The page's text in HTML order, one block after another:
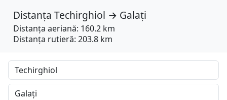
Distanța Techirghiol → Galați
Distanța aeriană: 160.2 km
Distanța rutieră: 203.8 km